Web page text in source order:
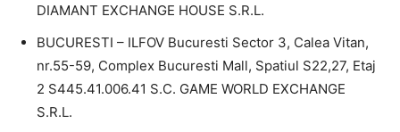
DIAMANT EXCHANGE HOUSE S.R.L.
BUCURESTI – ILFOV Bucuresti Sector 3, Calea Vitan,
nr.55-59, Complex Bucuresti Mall, Spatiul S22,27, Etaj
2 S445.41.006.41 S.C. GAME WORLD EXCHANGE
S.R.L.